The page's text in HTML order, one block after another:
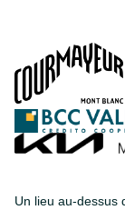
Un lieu au-dessus